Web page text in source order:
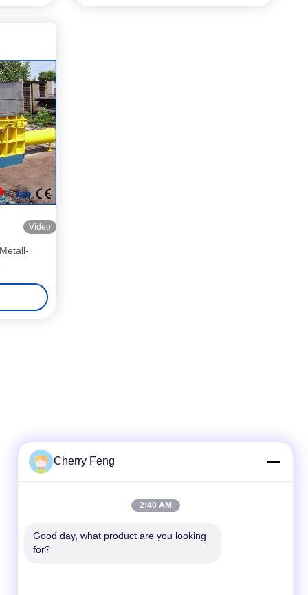
Video
Telefone
Cherry Feng
2:40 AM
Good day, what product are you looking
for?